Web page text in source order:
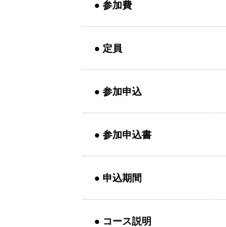
● 参加費
● 定員
● 参加申込
● 参加申込書
● 申込期間
● コース説明